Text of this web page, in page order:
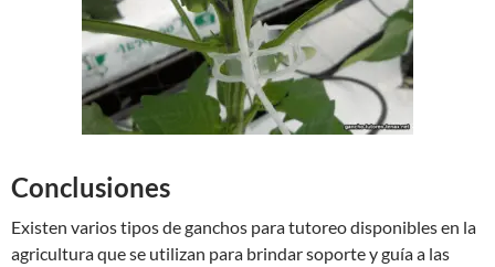
Conclusiones
Existen varios tipos de ganchos para tutoreo disponibles en la
agricultura que se utilizan para brindar soporte y guía a las